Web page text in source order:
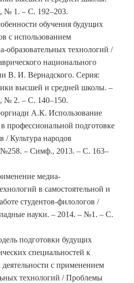
№ 1. – С. 192–203.
обучения будущих
с использованием
образовательных технологий /
национального
В. И. Вернадского. Серия:
высшей и средней школы. –
№ 2. – С. 140–150.
А.К. Использование
профессиональной подготовке
/ Культура народов
– Симф., 2013. – С. 163–
медиа-
в самостоятельной и
студентов-филологов /
науки. – 2014. – №1. – С.
подготовки будущих
специальностей к
с применением
технологий / Проблемы